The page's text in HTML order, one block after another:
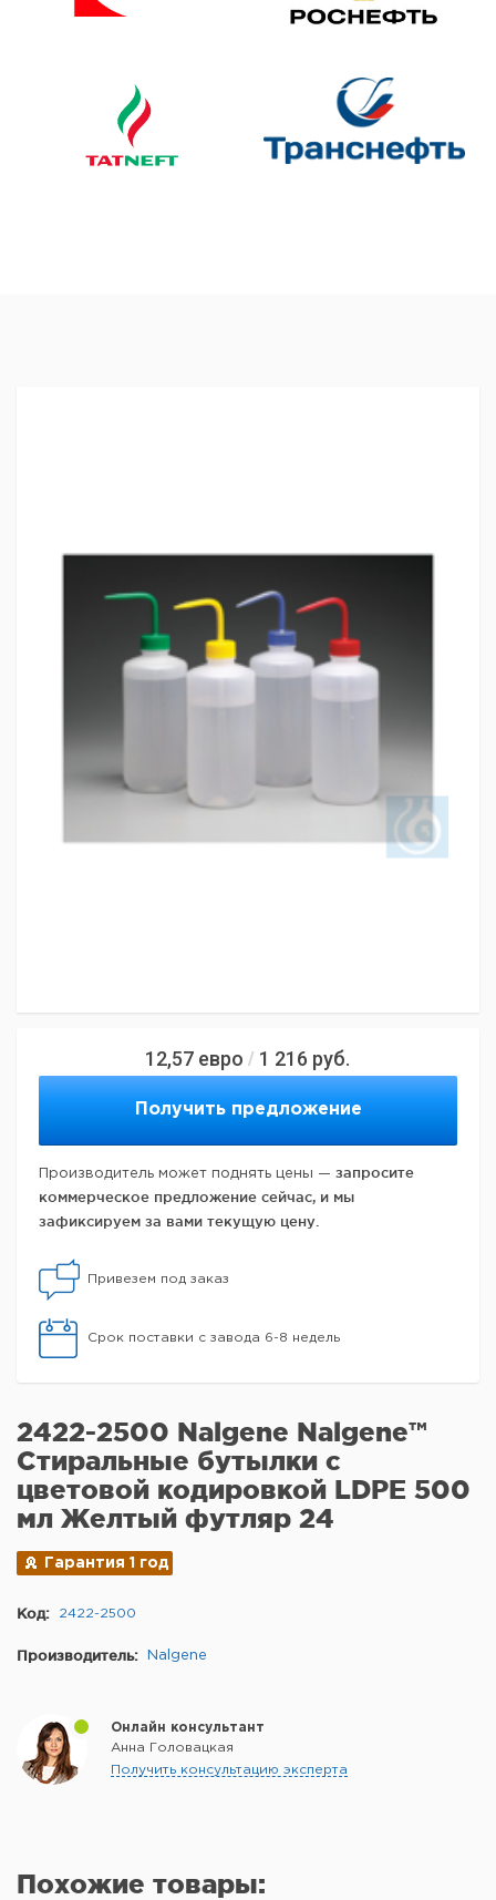
12,57 евро / 1 216 руб.
Получить предложение
Производитель может поднять цены — запросите
коммерческое предложение сейчас, и мы
зафиксируем за вами текущую цену.
Привезем под заказ
Срок поставки с завода 6-8 недель
2422-2500 Nalgene Nalgene™
Стиральные бутылки с
цветовой кодировкой LDPE 500
мл Желтый футляр 24
Гарантия 1 год
Код: 2422-2500
Производитель: Nalgene
Онлайн консультант
Анна Головацкая
Получить консультацию эксперта
Похожие товары: